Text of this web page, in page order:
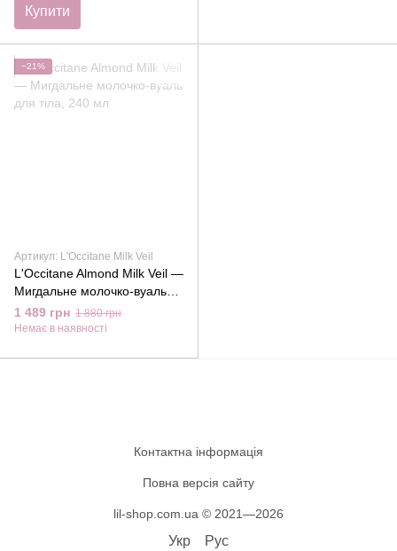
Купити
−21%
Артикул: L'Occitane Milk Veil
L'Occitane Almond Milk Veil —
Мигдальне молочко-вуаль
для тіла, 240 мл
1 489 грн 1 880 грн
Немає в наявності
Контактна інформація
Повна версія сайту
lil-shop.com.ua © 2021—2026
Укр Рус